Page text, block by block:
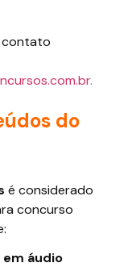
contato
do
é considerado
concurso
áudio